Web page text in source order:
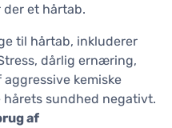
et hårtab.
til hårtab, inkluderer
dårlig ernæring,
kemiske
sundhed negativt.
af